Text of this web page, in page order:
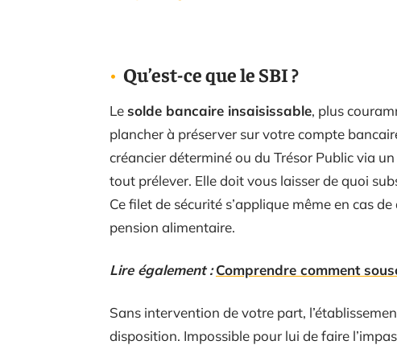
Qu’est-ce que le SBI ?
Lesolde bancaire insaisissable, plus
plancher à préserver sur votre compte
créancier déterminé ou du Trésor Public via
tout prélever. Elle doit vous laisser de quoi
Ce filet de sécurité s’applique même en cas
pension alimentaire.
Lire également : Comprendre comment
Sans intervention de votre part,
disposition. Impossible pour lui de faire